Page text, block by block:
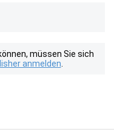
müssen Sie sich
anmelden